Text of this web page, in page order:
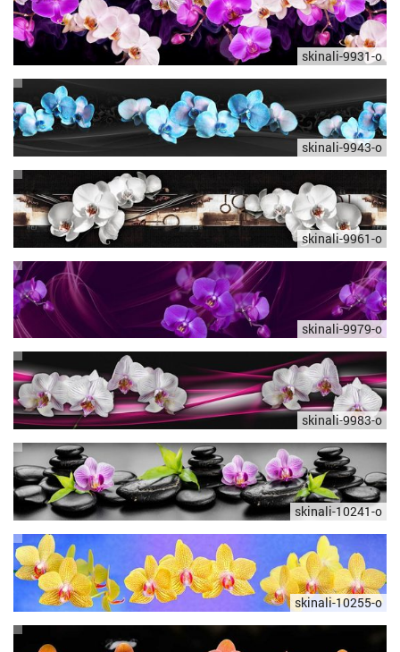
skinali-9931-o
skinali-9943-o
skinali-9961-o
skinali-9979-o
skinali-9983-o
skinali-10241-o
skinali-10255-o